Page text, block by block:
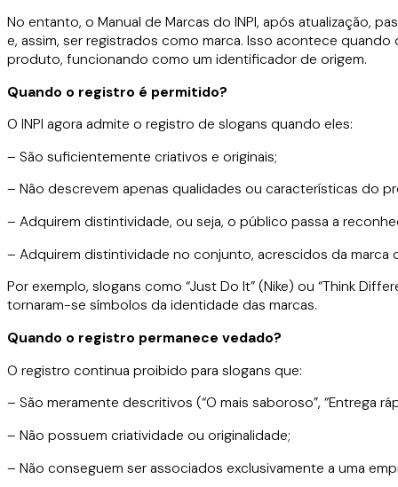
No entanto, o Manual de Marcas do INPI, após atualização,
e, assim, ser registrados como marca. Isso acontece
produto, funcionando como um identificador de origem.
Quando o registro é permitido?
O INPI agora admite o registro de slogans quando eles:
– São suficientemente criativos e originais;
– Não descrevem apenas qualidades ou características do
– Adquirem distintividade, ou seja, o público passa a
– Adquirem distintividade no conjunto, acrescidos da marca
Por exemplo, slogans como “Just Do It” (Nike) ou “Think
tornaram-se símbolos da identidade das marcas.
Quando o registro permanece vedado?
O registro continua proibido para slogans que:
– São meramente descritivos (“O mais saboroso”, “Entrega
– Não possuem criatividade ou originalidade;
– Não conseguem ser associados exclusivamente a uma